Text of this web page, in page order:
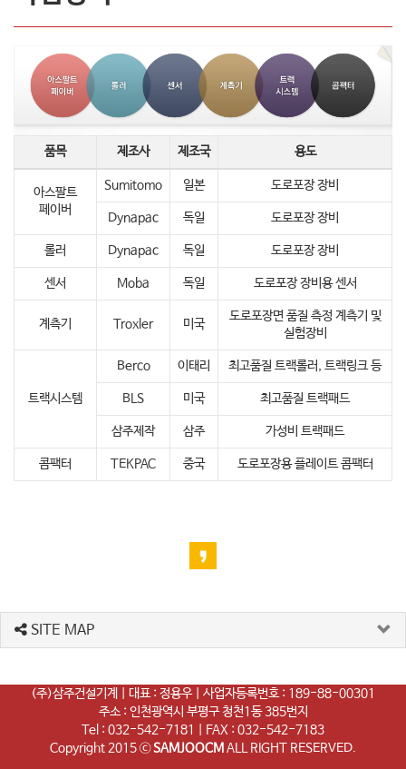
품목 제조사 제조국 용도
아스팔트
페이버
Sumitomo 일본 도로포장 장비
Dynapac 독일 도로포장 장비
롤러 Dynapac 독일 도로포장 장비
센서 Moba 독일 도로포장 장비용 센서
계측기 Troxler 미국
도로포장면 품질 측정 계측기 및
실험장비
트랙시스템
Berco 이태리 최고품질 트랙롤러, 트랙링크 등
BLS 미국 최고품질 트랙패드
삼주제작 삼주 가성비 트랙패드
콤팩터 TEKPAC 중국 도로포장용 플레이트 콤팩터
SITE MAP
(주)삼주건설기계 | 대표 : 정용우 | 사업자등록번호 : 189-88-00301
주소 : 인천광역시 부평구 청천1동 385번지
Tel : 032-542-7181 | FAX : 032-542-7183
Copyright 2015 ⓒSAMJOOCM ALL RIGHT RESERVED.